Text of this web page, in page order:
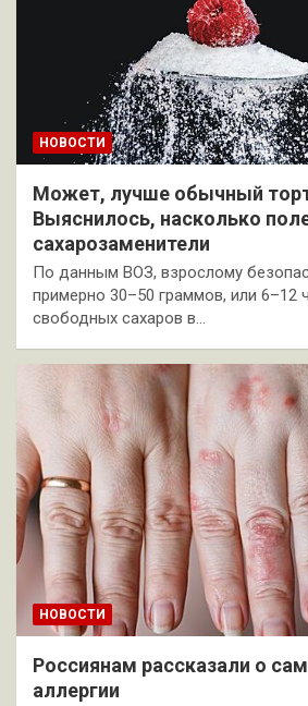
НОВОСТИ
Может, лучше обычный
Выяснилось, насколько
сахарозаменители
По данным ВОЗ, взрослому
примерно 30–50 граммов, или 6–12
свободных сахаров в…
НОВОСТИ
Россиянам рассказали о
аллергии